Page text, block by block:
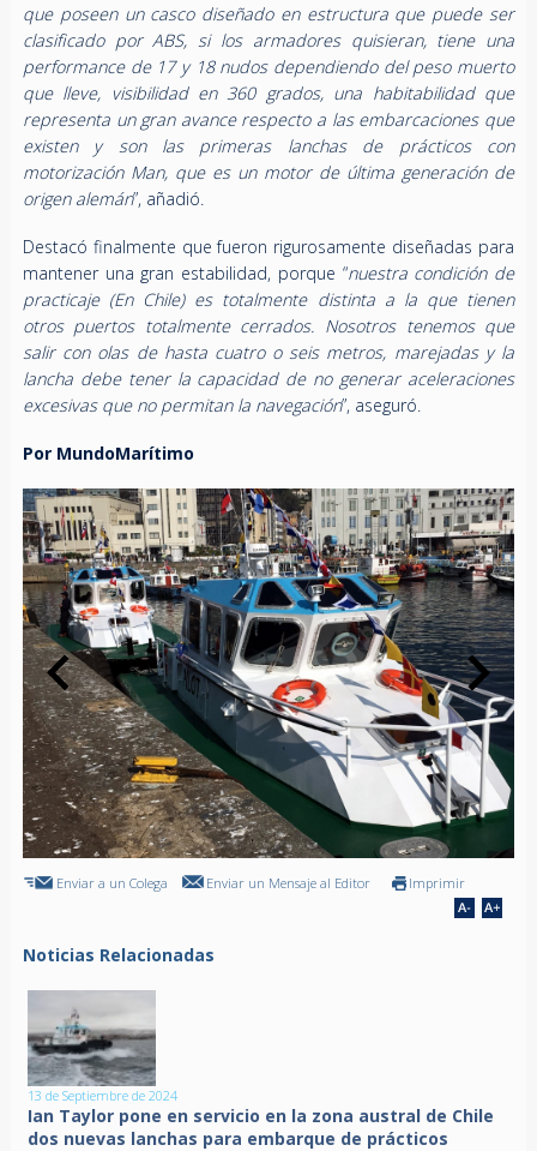
que poseen un casco diseñado en estructura que puede ser
clasificado por ABS, si los armadores quisieran, tiene una
performance de 17 y 18 nudos dependiendo del peso muerto
que lleve, visibilidad en 360 grados, una habitabilidad que
representa un gran avance respecto a las embarcaciones que
existen y son las primeras lanchas de prácticos con
motorización Man, que es un motor de última generación de
origen alemán”, añadió.
Destacó finalmente que fueron rigurosamente diseñadas para
mantener una gran estabilidad, porque “nuestra condición de
practicaje (En Chile) es totalmente distinta a la que tienen
otros puertos totalmente cerrados. Nosotros tenemos que
salir con olas de hasta cuatro o seis metros, marejadas y la
lancha debe tener la capacidad de no generar aceleraciones
excesivas que no permitan la navegación”, aseguró.
Por MundoMarítimo
Enviar a un Colega Enviar un Mensaje al Editor Imprimir
Noticias Relacionadas
13 de Septiembre de 2024
Ian Taylor pone en servicio en la zona austral de Chile
dos nuevas lanchas para embarque de prácticos